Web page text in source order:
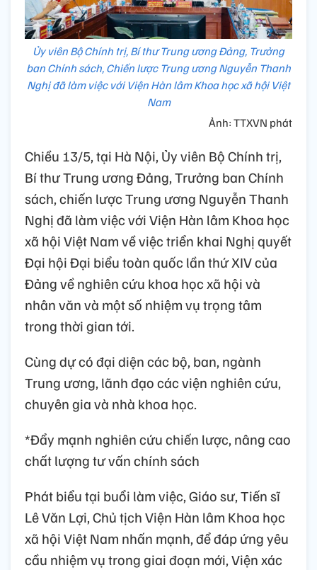
Ủy viên Bộ Chính trị, Bí thư Trung ương Đảng, Trưởng
ban Chính sách, Chiến lược Trung ương Nguyễn Thanh
Nghị đã làm việc với Viện Hàn lâm Khoa học xã hội Việt
Nam
Ảnh: TTXVN phát
Chiều 13/5, tại Hà Nội, Ủy viên Bộ Chính trị,
Bí thư Trung ương Đảng, Trưởng ban Chính
sách, chiến lược Trung ương Nguyễn Thanh
Nghị đã làm việc với Viện Hàn lâm Khoa học
xã hội Việt Nam về việc triển khai Nghị quyết
Đại hội Đại biểu toàn quốc lần thứ XIV của
Đảng về nghiên cứu khoa học xã hội và
nhân văn và một số nhiệm vụ trọng tâm
trong thời gian tới.
Cùng dự có đại diện các bộ, ban, ngành
Trung ương, lãnh đạo các viện nghiên cứu,
chuyên gia và nhà khoa học.
*Đẩy mạnh nghiên cứu chiến lược, nâng cao
chất lượng tư vấn chính sách
Phát biểu tại buổi làm việc, Giáo sư, Tiến sĩ
Lê Văn Lợi, Chủ tịch Viện Hàn lâm Khoa học
xã hội Việt Nam nhấn mạnh, để đáp ứng yêu
cầu nhiệm vụ trong giai đoạn mới, Viện xác